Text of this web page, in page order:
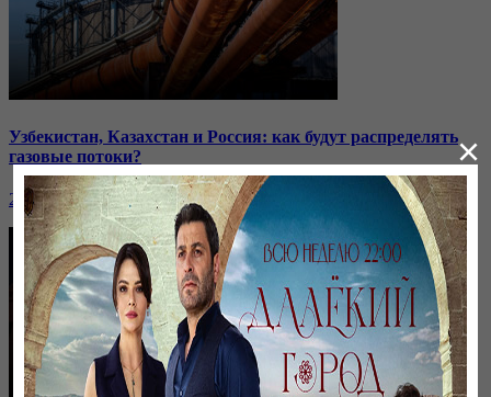
Узбекистан, Казахстан и Россия: как будут распределять
газовые потоки?
26 января, 20:29
×